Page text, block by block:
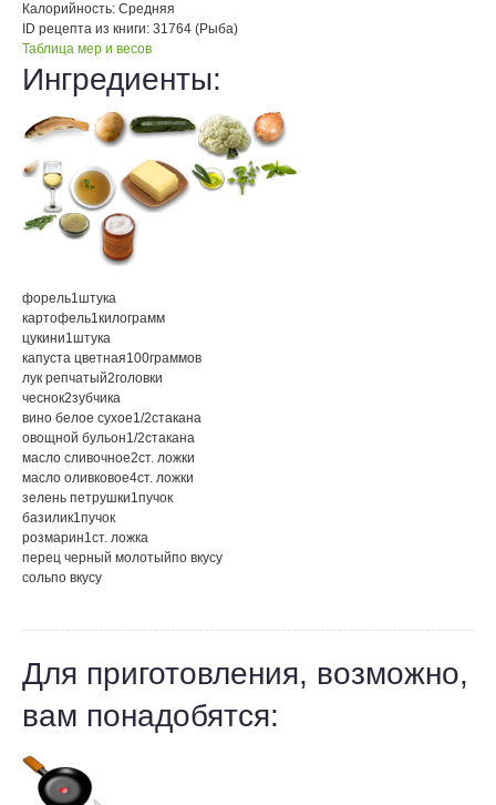
Калорийность: Средняя
ID рецепта из книги: 31764 (Рыба)
Таблица мер и весов
Ингредиенты:
форель1штука
картофель1килограмм
цукини1штука
капуста цветная100граммов
лук репчатый2головки
чеснок2зубчика
вино белое сухое1/2стакана
овощной бульон1/2стакана
масло сливочное2ст. ложки
масло оливковое4ст. ложки
зелень петрушки1пучок
базилик1пучок
розмарин1ст. ложка
перец черный молотыйпо вкусу
сольпо вкусу
Для приготовления, возможно,
вам понадобятся: